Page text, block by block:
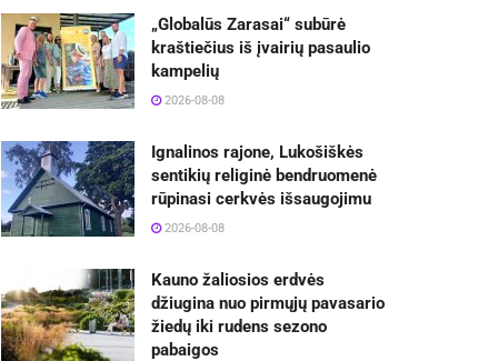
„Globalūs Zarasai“ subūrė
kraštiečius iš įvairių pasaulio
kampelių
2026-08-08
Ignalinos rajone, Lukošiškės
sentikių religinė bendruomenė
rūpinasi cerkvės išsaugojimu
2026-08-08
Kauno žaliosios erdvės
džiugina nuo pirmųjų pavasario
žiedų iki rudens sezono
pabaigos